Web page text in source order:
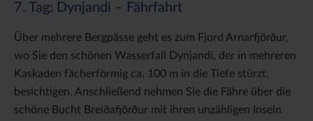
7. Tag: Dynjandi – Fährfahrt
Über mehrere Bergpässe geht es zum Fjord Arnarfjörður,
wo Sie den schönen Wasserfall Dynjandi, der in mehreren
Kaskaden fächerförmig ca. 100 m in die Tiefe stürzt,
besichtigen. Anschließend nehmen Sie die Fähre über die
schöne Bucht Breiðafjörður mit ihren unzähligen Inseln